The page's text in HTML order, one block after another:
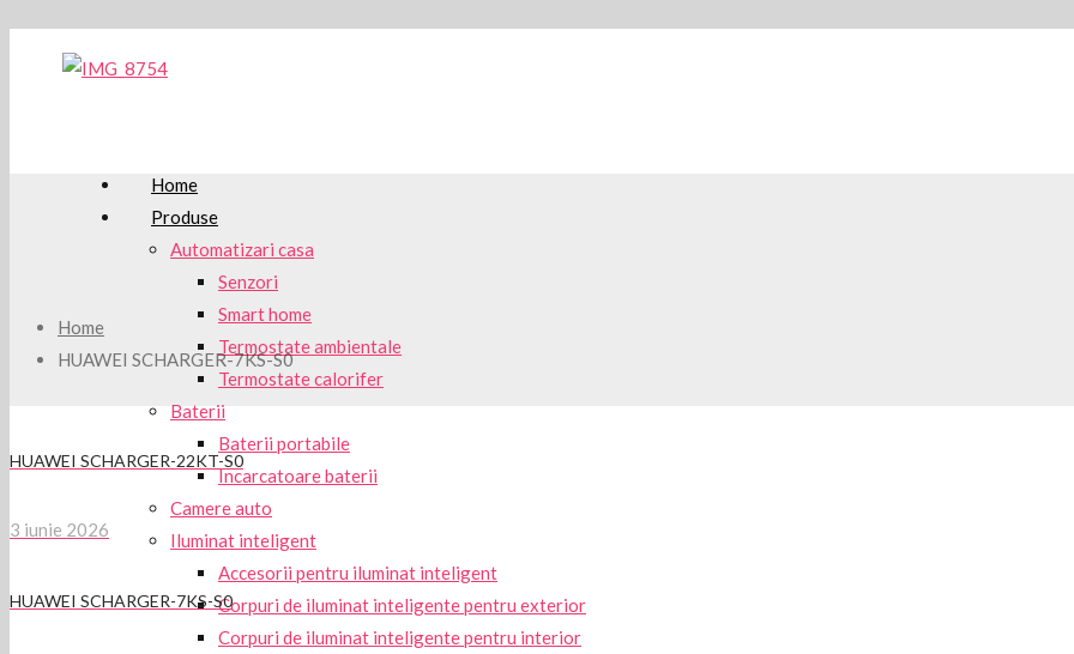
Home
Produse
Automatizari casa
Senzori
Smart home
Termostate ambientale
Termostate calorifer
Baterii
Baterii portabile
Incarcatoare baterii
Camere auto
Iluminat inteligent
Accesorii pentru iluminat inteligent
Corpuri de iluminat inteligente pentru exterior
Corpuri de iluminat inteligente pentru interior
Home
HUAWEI SCHARGER-7KS-S0
HUAWEI SCHARGER-22KT-S0
3 iunie 2026
HUAWEI SCHARGER-7KS-S0